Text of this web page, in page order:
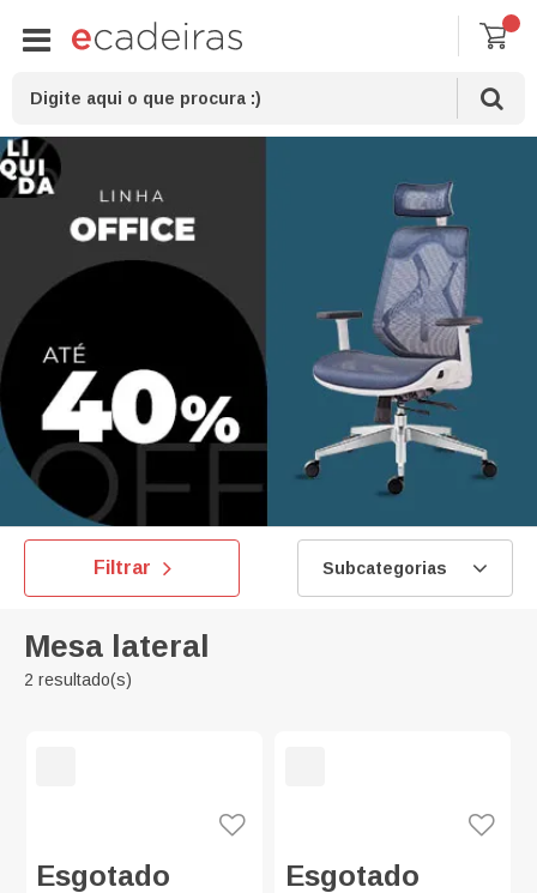
Filtrar
Mesa lateral
2 resultado(s)
Subcategorias
Esgotado Esgotado